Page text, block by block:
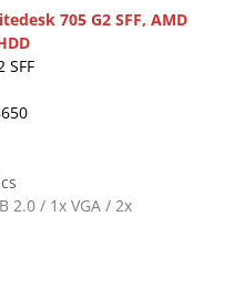
705 G2 SFF, AMD
SFF
2.0 / 1x VGA / 2x